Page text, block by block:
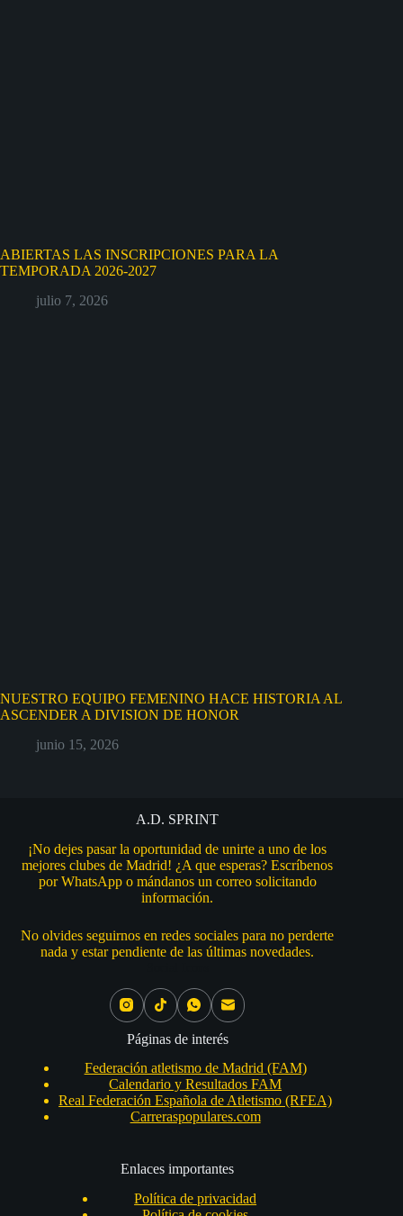
ABIERTAS LAS INSCRIPCIONES PARA LA
TEMPORADA 2026-2027
julio 7, 2026
NUESTRO EQUIPO FEMENINO HACE HISTORIA AL
ASCENDER A DIVISION DE HONOR
junio 15, 2026
A.D. SPRINT
¡No dejes pasar la oportunidad de unirte a uno de los
mejores clubes de Madrid! ¿A que esperas? Escríbenos
por WhatsApp o mándanos un correo solicitando
información.
No olvides seguirnos en redes sociales para no perderte
nada y estar pendiente de las últimas novedades.
Páginas de interés
Federación atletismo de Madrid (FAM)
Calendario y Resultados FAM
Real Federación Española de Atletismo (RFEA)
Carreraspopulares.com
Enlaces importantes
Política de privacidad